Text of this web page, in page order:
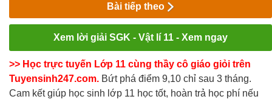
Bài tiếp theo
Xem lời giải SGK - Vật lí 11 - Xem ngay
>> Học trực tuyến Lớp 11 cùng thầy cô giáo giỏi trên
Tuyensinh247.com. Bứt phá điểm 9,10 chỉ sau 3 tháng.
Cam kết giúp học sinh lớp 11 học tốt, hoàn trả học phí nếu